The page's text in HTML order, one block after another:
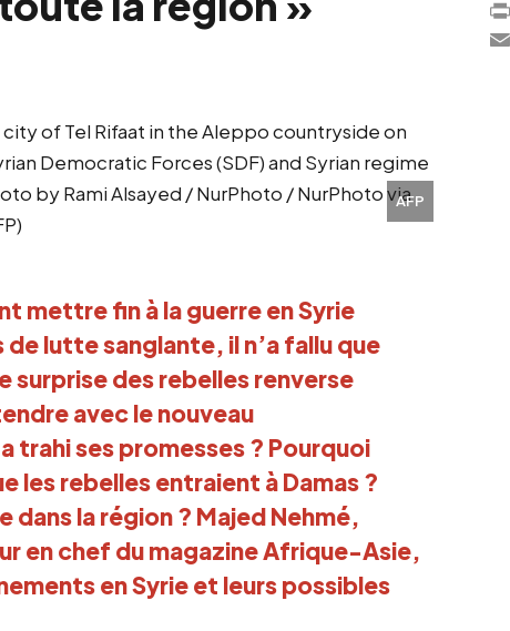
AFP
mettre fin à la guerre en Syrie
lutte sanglante, il n’a fallu que
surprise des rebelles renverse
avec le nouveau
trahi ses promesses ? Pourquoi
les rebelles entraient à Damas ?
la région ? Majed Nehmé,
en chef du magazine Afrique-Asie,
en Syrie et leurs possibles